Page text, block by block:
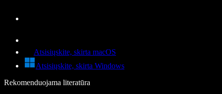
Atsisiųskite, skirta macOS
Atsisiųskite, skirta Windows
Rekomenduojama literatūra